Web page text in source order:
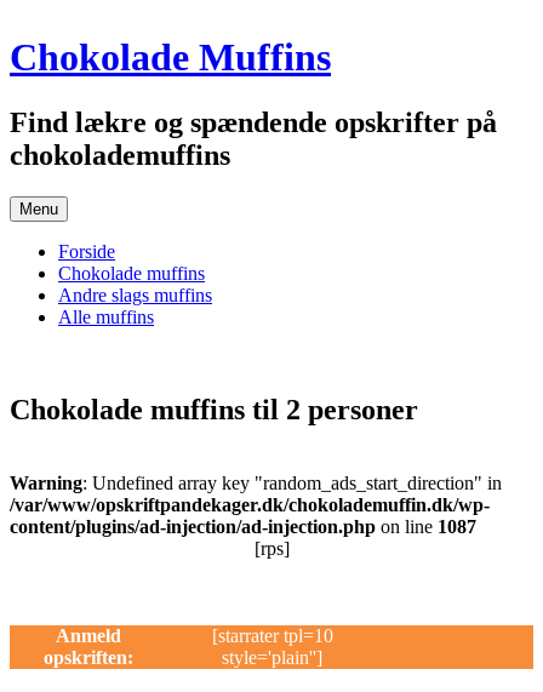
Hop
til
Chokolade Muffins
Find lækre og spændende opskrifter på
chokolademuffins
Menu
Forside
Chokolade muffins
Andre slags muffins
Alle muffins
Chokolade muffins til 2 personer
Warning: Undefined array key "random_ads_start_direction" in
/var/www/opskriftpandekager.dk/chokolademuffin.dk/wp-
content/plugins/ad-injection/ad-injection.php on line 1087
[rps]
Anmeld
opskriften:
[starrater tpl=10
style='plain'']